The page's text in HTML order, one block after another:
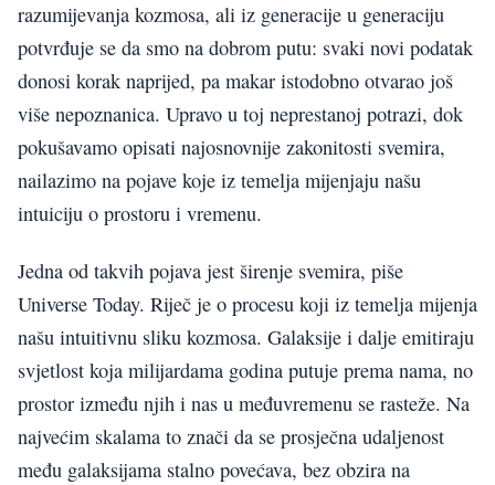
razumijevanja kozmosa, ali iz generacije u generaciju
potvrđuje se da smo na dobrom putu: svaki novi podatak
donosi korak naprijed, pa makar istodobno otvarao još
više nepoznanica. Upravo u toj neprestanoj potrazi, dok
pokušavamo opisati najosnovnije zakonitosti svemira,
nailazimo na pojave koje iz temelja mijenjaju našu
intuiciju o prostoru i vremenu.
Jedna od takvih pojava jest širenje svemira, piše
Universe Today. Riječ je o procesu koji iz temelja mijenja
našu intuitivnu sliku kozmosa. Galaksije i dalje emitiraju
svjetlost koja milijardama godina putuje prema nama, no
prostor između njih i nas u međuvremenu se rasteže. Na
najvećim skalama to znači da se prosječna udaljenost
među galaksijama stalno povećava, bez obzira na